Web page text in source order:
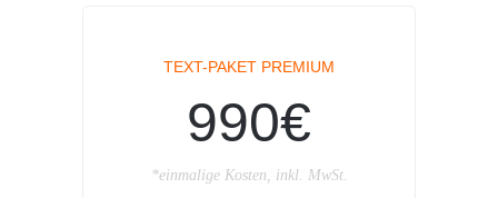
TEXT-PAKET PREMIUM
990€
*einmalige Kosten, inkl. MwSt.